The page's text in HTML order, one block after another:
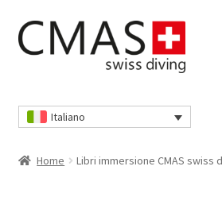
Vai
alla
Vai
al
Italiano
Home Libri immersione CMAS swiss